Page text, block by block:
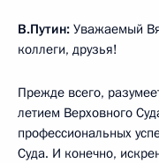
В.Путин: Уважаемый
коллеги, друзья!
Прежде всего,
летием Верховного
профессиональных
Суда. И конечно,